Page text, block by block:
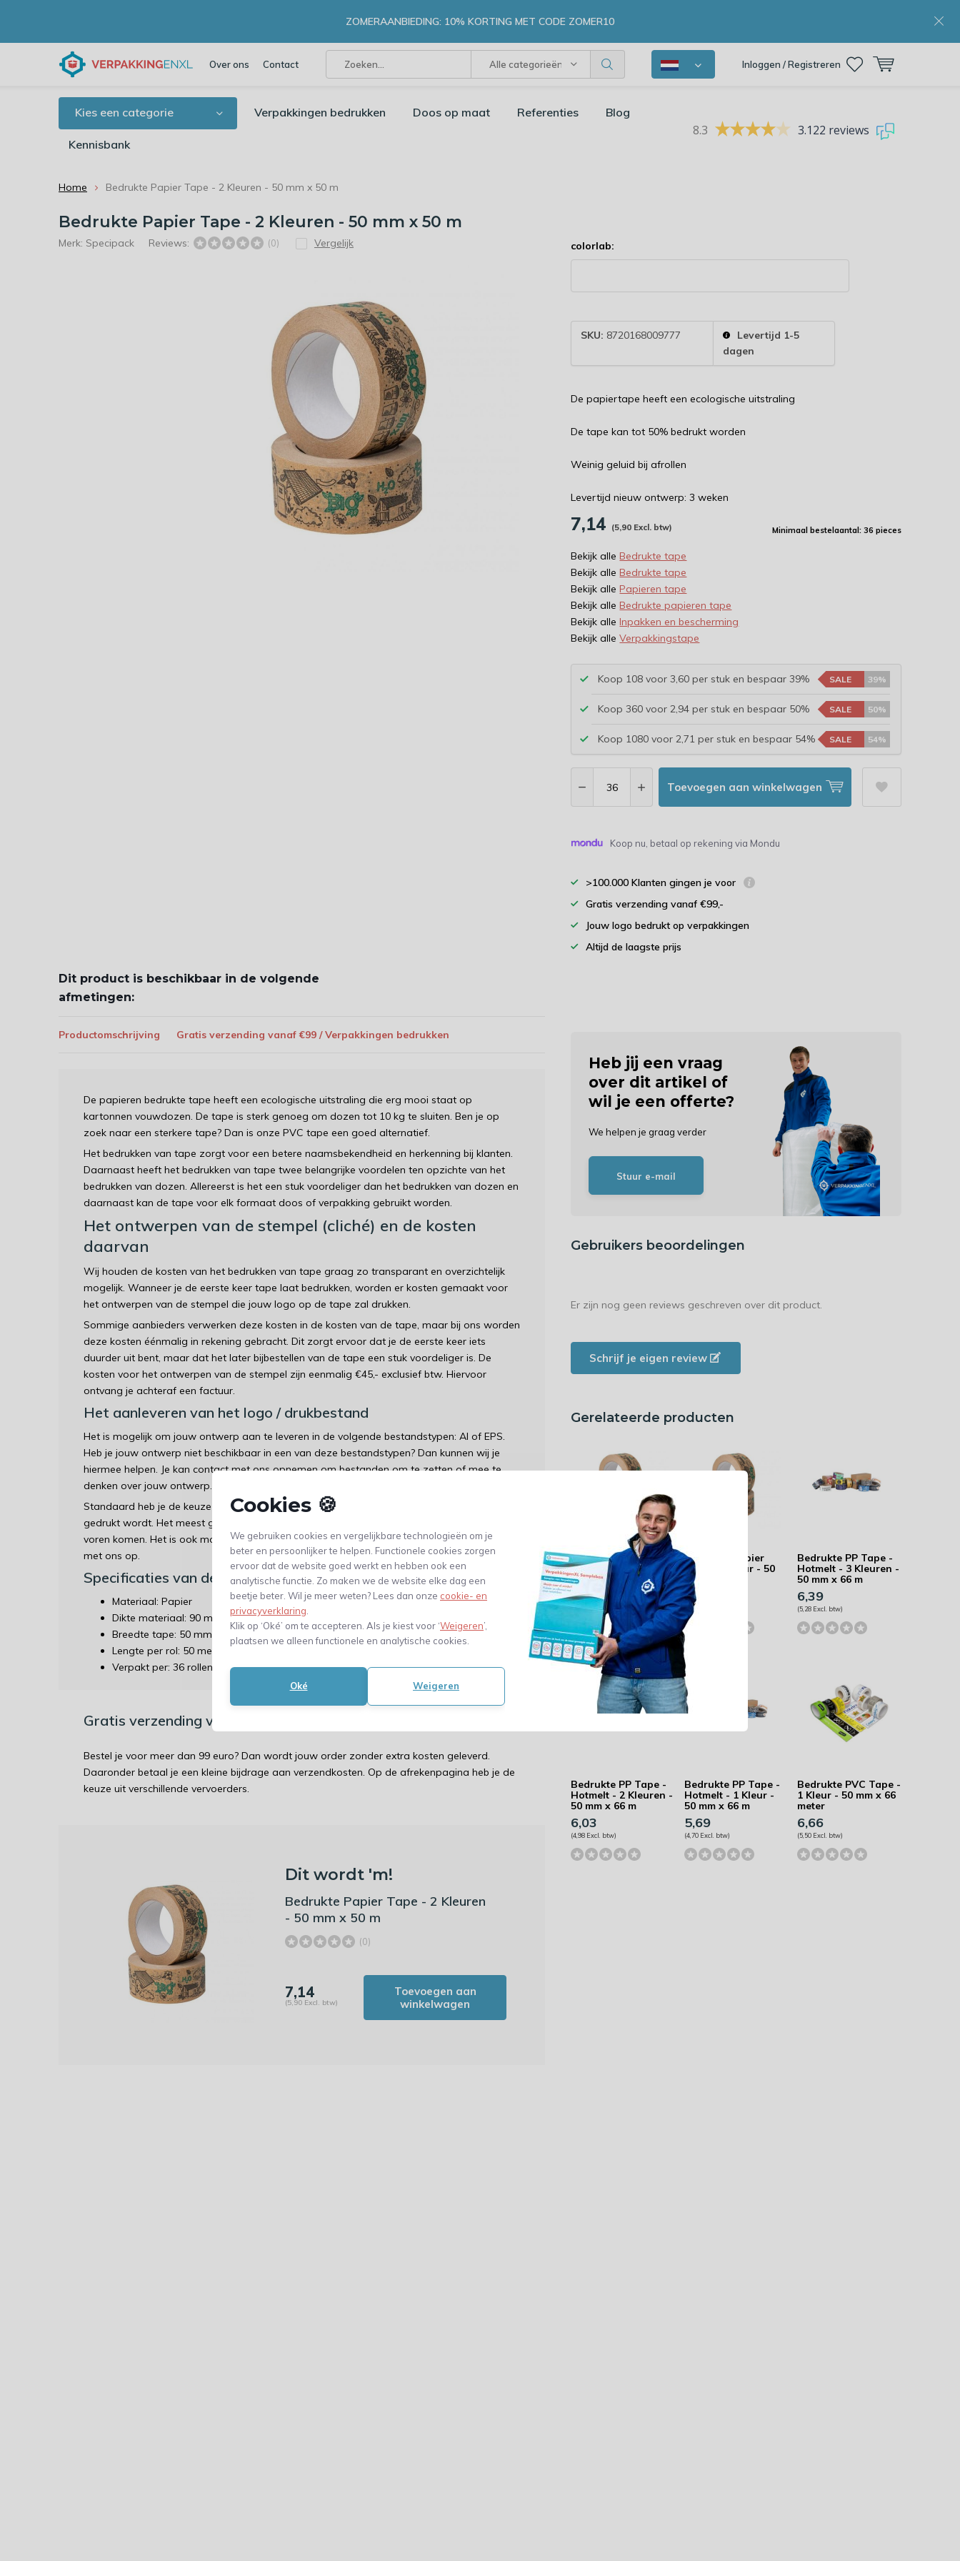
Cookies 🍪
We gebruiken cookies en vergelijkbare technologieën om je
beter en persoonlijker te helpen. Functionele cookies zorgen
ervoor dat de website goed werkt en hebben ook een
analytische functie. Zo maken we de website elke dag een
beetje beter. Wil je meer weten? Lees dan onze cookie- en
privacyverklaring
Klik op ‘Oké’ om te accepteren. Als je kiest voor ‘Weigeren’,
plaatsen we alleen functionele en analytische cookies.
Oké Weigeren
Over ons Contact Alle categorieën Inloggen / Registreren
ZOMERAANBIEDING: 10% KORTING MET CODE ZOMER10
Kies een categorie Verpakkingen bedrukken Doos op maat Referenties Blog
Kennisbank
8.3 3.122 reviews
Home Bedrukte Papier Tape - 2 Kleuren - 50 mm x 50 m
Bedrukte Papier Tape - 2 Kleuren - 50 mm x 50 m
Merk: Specipack Reviews: (0) Vergelijk colorlab:
SKU: 8720168009777
Levertijd 1-5
dagen
De papiertape heeft een ecologische uitstraling
De tape kan tot 50% bedrukt worden
Weinig geluid bij afrollen
Levertijd nieuw ontwerp: 3 weken
7,14 (5,90 Excl. btw) Minimaal bestelaantal: 36 pieces
Bekijk alle Bedrukte tape
Bekijk alle Bedrukte tape
Bekijk alle Papieren tape
Bekijk alle Bedrukte papieren tape
Bekijk alle Inpakken en bescherming
Bekijk alleVerpakkingstape
Koop 108 voor 3,60 per stuk en bespaar 39% SALE 39%
Koop 360 voor 2,94 per stuk en bespaar 50% SALE 50%
Koop 1080 voor 2,71 per stuk en bespaar 54% SALE 54%
Toevoegen aan winkelwagen
Koop nu, betaal op rekening via Mondu
>100.000 Klanten gingen je voor
Gratis verzending vanaf €99,-
Jouw logo bedrukt op verpakkingen
Altijd de laagste prijs
Dit product is beschikbaar in de volgende
afmetingen:
Productomschrijving Gratis verzending vanaf €99 / Verpakkingen bedrukken
De papieren bedrukte tape heeft een ecologische uitstraling die erg mooi staat op
kartonnen vouwdozen. De tape is sterk genoeg om dozen tot 10 kg te sluiten. Ben je op
zoek naar een sterkere tape? Dan is onze PVC tape een goed alternatief.
Het bedrukken van tape zorgt voor een betere naamsbekendheid en herkenning bij klanten.
Daarnaast heeft het bedrukken van tape twee belangrijke voordelen ten opzichte van het
bedrukken van dozen. Allereerst is het een stuk voordeliger dan het bedrukken van dozen en
daarnaast kan de tape voor elk formaat doos of verpakking gebruikt worden.
Het ontwerpen van de stempel (cliché) en de kosten
daarvan
Wij houden de kosten van het bedrukken van tape graag zo transparant en overzichtelijk
mogelijk. Wanneer je de eerste keer tape laat bedrukken, worden er kosten gemaakt voor
het ontwerpen van de stempel die jouw logo op de tape zal drukken.
Sommige aanbieders verwerken deze kosten in de kosten van de tape, maar bij ons worden
deze kosten éénmalig in rekening gebracht. Dit zorgt ervoor dat je de eerste keer iets
duurder uit bent, maar dat het later bijbestellen van de tape een stuk voordeliger is. De
kosten voor het ontwerpen van de stempel zijn eenmalig €45,- exclusief btw. Hiervoor
ontvang je achteraf een factuur.
Het aanleveren van het logo / drukbestand
Het is mogelijk om jouw ontwerp aan te leveren in de volgende bestandstypen: AI of EPS.
Heb je jouw ontwerp niet beschikbaar in een van deze bestandstypen? Dan kunnen wij je
hiermee helpen. Je kan contact met ons opnemen om bestanden om te zetten of mee te
denken over jouw ontwerp.
Standaard heb je de keuze uit een witte, bruine of transparante tape waarop het ontwerp
gedrukt wordt. Het meest gekozen is de witte kleur, omdat ontwerpen hierop goed naar
voren komen. Het is ook mogelijk om op andere kleuren te drukken. Neem hiervoor contact
met ons op.
Specificaties van de bedrukte Papier tape met 2 kleuren
Materiaal: Papier
Dikte materiaal: 90 micron
Breedte tape: 50 mm (geschikt voor tape dispenser)
Lengte per rol: 50 meter
Verpakt per: 36 rollen in een omdoos
Gratis verzending vanaf €99 / Verpakkingen bedrukken
Bestel je voor meer dan 99 euro? Dan wordt jouw order zonder extra kosten geleverd.
Daaronder betaal je een kleine bijdrage aan verzendkosten. Op de afrekenpagina heb je de
keuze uit verschillende vervoerders.
Dit wordt 'm!
Bedrukte Papier Tape - 2 Kleuren
- 50 mm x 50 m
(0)
7,14
(5,90 Excl. btw)
Toevoegen aan
winkelwagen
Heb jij een vraag
over dit artikel of
wil je een offerte?
We helpen je graag verder
Stuur e-mail
Gebruikers beoordelingen
Er zijn nog geen reviews geschreven over dit product.
Schrijf je eigen review
Gerelateerde producten
Bedrukte Papier
Tape - 3 Kleuren - 50
mm x 50 m
7,50
(6,20 Excl. btw)
Bedrukte Papier
Tape - 1 Kleur - 50
mm x 50 m
6,78
(5,60 Excl. btw)
Bedrukte PP Tape -
Hotmelt - 3 Kleuren -
50 mm x 66 m
6,39
(5,28 Excl. btw)
Bedrukte PP Tape -
Hotmelt - 2 Kleuren -
50 mm x 66 m
6,03
(4,98 Excl. btw)
Bedrukte PP Tape -
Hotmelt - 1 Kleur -
50 mm x 66 m
5,69
(4,70 Excl. btw)
Bedrukte PVC Tape -
1 Kleur - 50 mm x 66
meter
6,66
(5,50 Excl. btw)